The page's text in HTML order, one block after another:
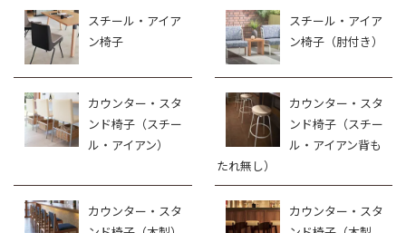
スチール・アイア
ン椅子
スチール・アイア
ン椅子（肘付き）
カウンター・スタ
ンド椅子（スチー
ル・アイアン）
カウンター・スタ
ンド椅子（スチー
ル・アイアン背も
たれ無し）
カウンター・スタ
カウンター・スタ